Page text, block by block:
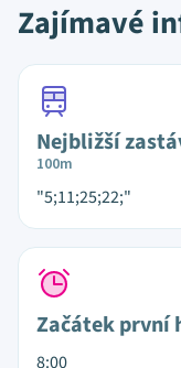
Zajímavé
Nejbližší
100m
"5;11;25;22;"
Začátek první
8:00